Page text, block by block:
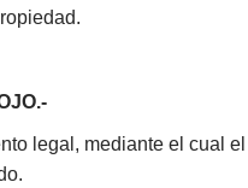
legal, mediante el cual